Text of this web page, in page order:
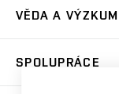
Sport na VUT
Brno
Dny otevřených
Celoživotní
Harmonogram
Závěrečné práce
Zpracování
Sociální bezpečí
Studium bez bariér
VĚDA A VÝZKUM
SPOLUPRÁCE